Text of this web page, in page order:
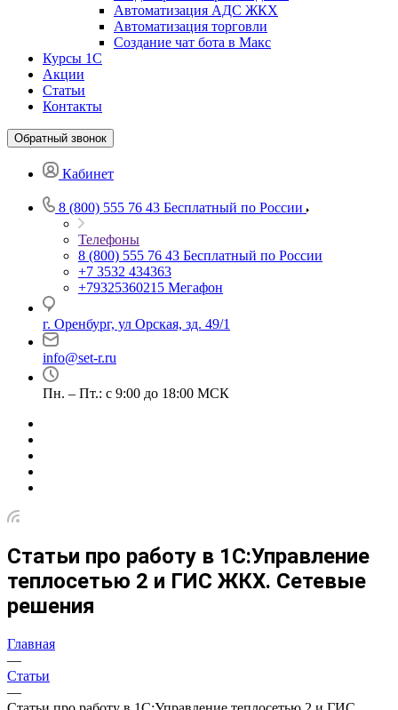
Автоматизация АДС ЖКХ
Автоматизация торговли
Создание чат бота в Макс
Курсы 1С
Акции
Статьи
Контакты
Обратный звонок
Кабинет
8 (800) 555 76 43 Бесплатный по России
Телефоны
8 (800) 555 76 43 Бесплатный по России
+7 3532 434363
+79325360215 Мегафон
г. Оренбург, ул Орская, зд. 49/1
info@set-r.ru
Пн. – Пт.: с 9:00 до 18:00 МСК
Статьи про работу в 1С:Управление
теплосетью 2 и ГИС ЖКХ. Сетевые
решения
Главная
—
Статьи
—